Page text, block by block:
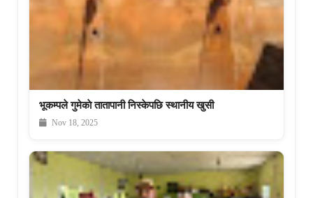
भूकम्पले गुमेकाे तातापानी निस्केपछि स्थानीय खुसी
Nov 18, 2025